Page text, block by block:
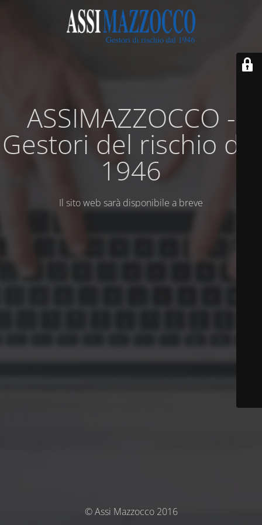
ASSIMAZZOCCO -
Gestori del rischio dal
1946
Il sito web sarà disponibile a breve
© Assi Mazzocco 2016